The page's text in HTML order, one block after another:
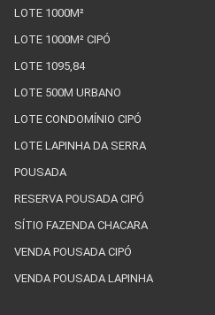
LOTE 1000M²
LOTE 1000M² CIPÓ
LOTE 1095,84
LOTE 500M URBANO
LOTE CONDOMÍNIO CIPÓ
LOTE LAPINHA DA SERRA
POUSADA
RESERVA POUSADA CIPÓ
SÍTIO FAZENDA CHACARA
VENDA POUSADA CIPÓ
VENDA POUSADA LAPINHA